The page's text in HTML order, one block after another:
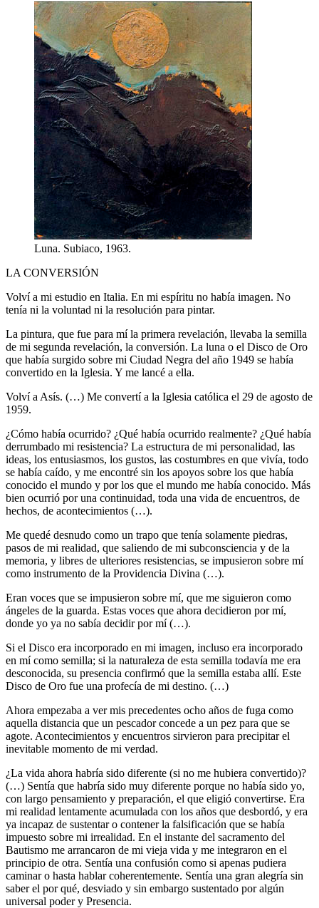
Luna. Subiaco, 1963.
LA CONVERSIÓN
Volví a mi estudio en Italia. En mi espíritu no había imagen. No
tenía ni la voluntad ni la resolución para pintar.
La pintura, que fue para mí la primera revelación, llevaba la semilla
de mi segunda revelación, la conversión. La luna o el Disco de Oro
que había surgido sobre mi Ciudad Negra del año 1949 se había
convertido en la Iglesia. Y me lancé a ella.
Volví a Asís. (…) Me convertí a la Iglesia católica el 29 de agosto de
1959.
¿Cómo había ocurrido? ¿Qué había ocurrido realmente? ¿Qué había
derrumbado mi resistencia? La estructura de mi personalidad, las
ideas, los entusiasmos, los gustos, las costumbres en que vivía, todo
se había caído, y me encontré sin los apoyos sobre los que había
conocido el mundo y por los que el mundo me había conocido. Más
bien ocurrió por una continuidad, toda una vida de encuentros, de
hechos, de acontecimientos (…).
Me quedé desnudo como un trapo que tenía solamente piedras,
pasos de mi realidad, que saliendo de mi subconsciencia y de la
memoria, y libres de ulteriores resistencias, se impusieron sobre mí
como instrumento de la Providencia Divina (…).
Eran voces que se impusieron sobre mí, que me siguieron como
ángeles de la guarda. Estas voces que ahora decidieron por mí,
donde yo ya no sabía decidir por mí (…).
Si el Disco era incorporado en mi imagen, incluso era incorporado
en mí como semilla; si la naturaleza de esta semilla todavía me era
desconocida, su presencia confirmó que la semilla estaba allí. Este
Disco de Oro fue una profecía de mi destino. (…)
Ahora empezaba a ver mis precedentes ocho años de fuga como
aquella distancia que un pescador concede a un pez para que se
agote. Acontecimientos y encuentros sirvieron para precipitar el
inevitable momento de mi verdad.
¿La vida ahora habría sido diferente (si no me hubiera convertido)?
(…) Sentía que habría sido muy diferente porque no había sido yo,
con largo pensamiento y preparación, el que eligió convertirse. Era
mi realidad lentamente acumulada con los años que desbordó, y era
ya incapaz de sustentar o contener la falsificación que se había
impuesto sobre mi irrealidad. En el instante del sacramento del
Bautismo me arrancaron de mi vieja vida y me integraron en el
principio de otra. Sentía una confusión como si apenas pudiera
caminar o hasta hablar coherentemente. Sentía una gran alegría sin
saber el por qué, desviado y sin embargo sustentado por algún
universal poder y Presencia.